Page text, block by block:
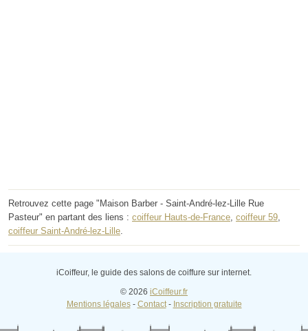
Retrouvez cette page "Maison Barber - Saint-André-lez-Lille Rue
Pasteur" en partant des liens : coiffeur Hauts-de-France coiffeur 59
coiffeur Saint-André-lez-Lille
iCoiffeur, le guide des salons de coiffure sur internet.
© 2026 iCoiffeur.fr
Mentions légales- Contact- Inscription gratuite